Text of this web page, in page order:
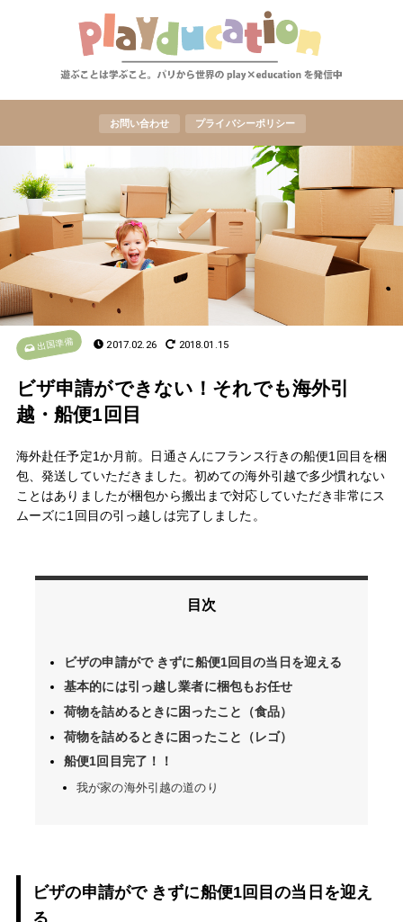
お問い合わせ プライバシーポリシー
出国準備 2017.02.26 2018.01.15
ビザ申請ができない！それでも海外引
越・船便1回目
海外赴任予定1か月前。日通さんにフランス行きの船便1回目を梱
包、発送していただきました。初めての海外引越で多少慣れない
ことはありましたが梱包から搬出まで対応していただき非常にス
ムーズに1回目の引っ越しは完了しました。
目次
ビザの申請がで きずに船便1回目の当日を迎える
基本的には引っ越し業者に梱包もお任せ
荷物を詰めるときに困ったこと（食品）
荷物を詰めるときに困ったこと（レゴ）
船便1回目完了！！
我が家の海外引越の道のり
ビザの申請がで きずに船便1回目の当日を迎え
る